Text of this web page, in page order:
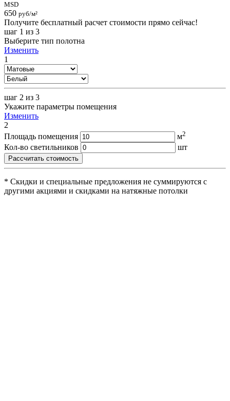
MSD
650 руб/м²
Получите бесплатный расчет стоимости прямо сейчас!
шаг 1 из 3
Выберите тип полотна
Изменить
1
шаг 2 из 3
Укажите параметры помещения
Изменить
2
Площадь помещения
м2
Кол-во светильников шт
Рассчитать стоимость
* Скидки и специальные предложения не суммируются с
другими акциями и скидками на натяжные потолки